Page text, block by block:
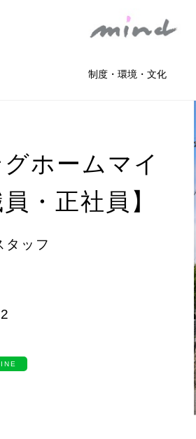
制度・環境・文化
ホームマイ
・正社員】
タッフ